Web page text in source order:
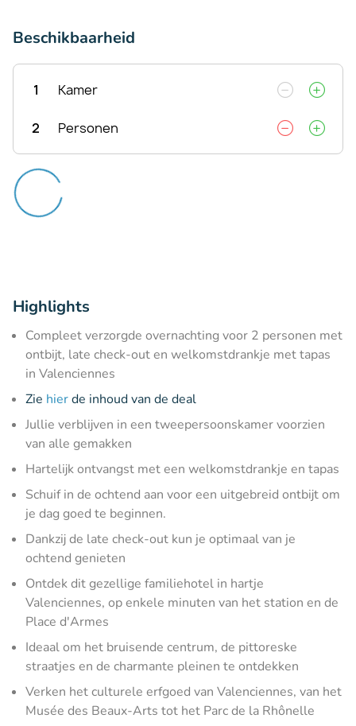
Beschikbaarheid
1 Kamer
2 Personen
Highlights
Compleet verzorgde overnachting voor 2 personen met
ontbijt, late check-out en welkomstdrankje met tapas
in Valenciennes
Zie hierde inhoud van de deal
Jullie verblijven in een tweepersoonskamer voorzien
van alle gemakken
Hartelijk ontvangst met een welkomstdrankje en tapas
Schuif in de ochtend aan voor een uitgebreid ontbijt om
je dag goed te beginnen.
Dankzij de late check-out kun je optimaal van je
ochtend genieten
Ontdek dit gezellige familiehotel in hartje
Valenciennes, op enkele minuten van het station en de
Place d'Armes
Ideaal om het bruisende centrum, de pittoreske
straatjes en de charmante pleinen te ontdekken
Verken het culturele erfgoed van Valenciennes, van het
Musée des Beaux-Arts tot het Parc de la Rhônelle